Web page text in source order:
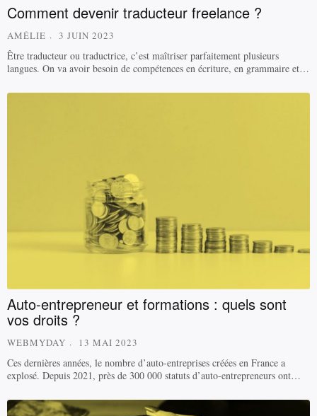
Comment devenir traducteur freelance ?
AMÉLIE 3 JUIN 2023
Être traducteur ou traductrice, c’est maîtriser parfaitement plusieurs
langues. On va avoir besoin de compétences en écriture, en grammaire et…
Auto-entrepreneur et formations : quels sont
vos droits ?
WEBMYDAY 13 MAI 2023
Ces dernières années, le nombre d’auto-entreprises créées en France a
explosé. Depuis 2021, près de 300 000 statuts d’auto-entrepreneurs ont…